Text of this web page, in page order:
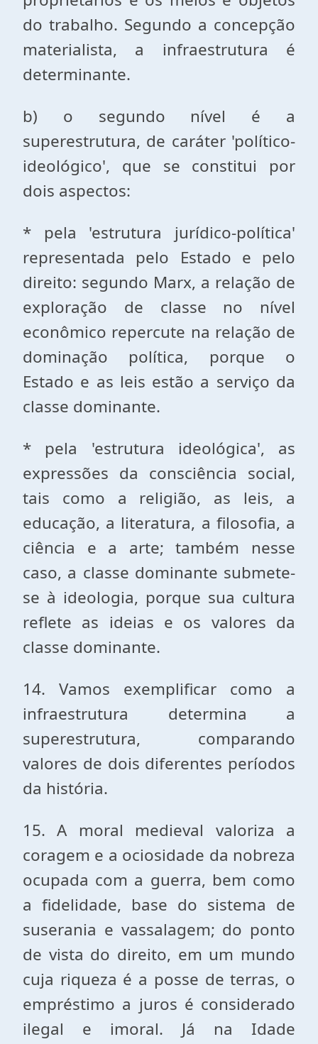
do trabalho. Segundo a concepção
materialista, a infraestrutura é
determinante.
b) o segundo nível é a
superestrutura, de caráter 'político-
ideológico', que se constitui por
dois aspectos:
* pela 'estrutura jurídico-política'
representada pelo Estado e pelo
direito: segundo Marx, a relação de
exploração de classe no nível
econômico repercute na relação de
dominação política, porque o
Estado e as leis estão a serviço da
classe dominante.
* pela 'estrutura ideológica', as
expressões da consciência social,
tais como a religião, as leis, a
educação, a literatura, a filosofia, a
ciência e a arte; também nesse
caso, a classe dominante submete-
se à ideologia, porque sua cultura
reflete as ideias e os valores da
classe dominante.
14. Vamos exemplificar como a
infraestrutura determina a
superestrutura, comparando
valores de dois diferentes períodos
da história.
15. A moral medieval valoriza a
coragem e a ociosidade da nobreza
ocupada com a guerra, bem como
a fidelidade, base do sistema de
suserania e vassalagem; do ponto
de vista do direito, em um mundo
cuja riqueza é a posse de terras, o
empréstimo a juros é considerado
ilegal e imoral. Já na Idade